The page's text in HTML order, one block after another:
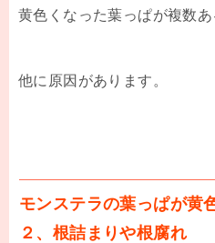
黄色くなった葉っぱが複数あ
他に原因があります。
モンステラの葉っぱが黄
２、根詰まりや根腐れ